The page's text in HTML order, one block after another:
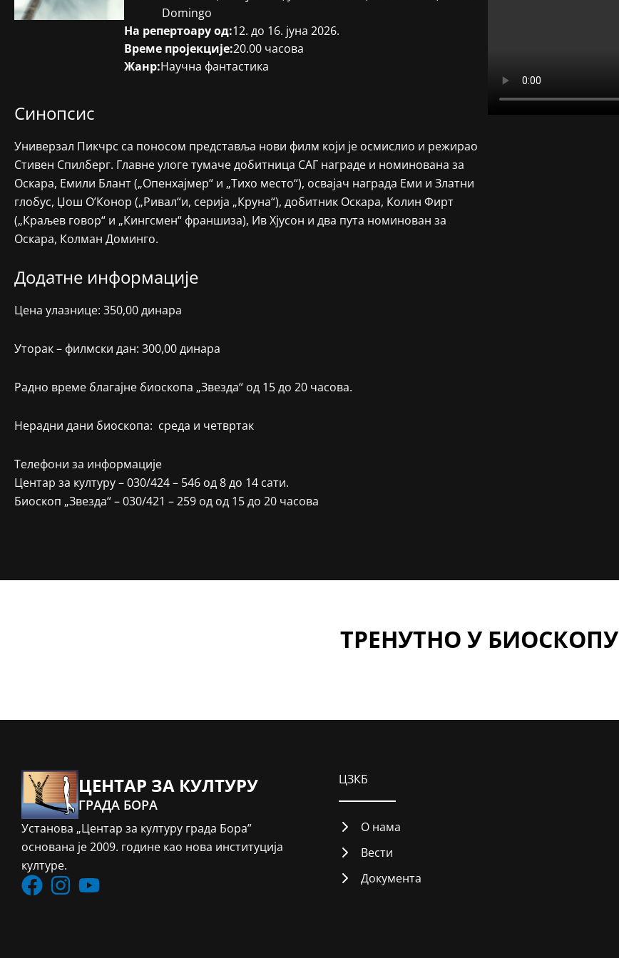
Domingo
На репертоару од:12. до 16. јуна 2026.
Време пројекције:20.00 часова
Жанр:Научна фантастика
Синопсис
Универзал Пикчрс са поносом представља нови филм који је осмислио и режирао
Стивен Спилберг. Главне улоге тумаче добитница САГ награде и номинована за
Оскара, Емили Блант („Опенхајмер“ и „Тихо место“), освајач награда Еми и Златни
глобус, Џош О’Конор („Ривал“и, серија „Круна“), добитник Оскара, Колин Фирт
(„Краљев говор“ и „Кингсмен“ франшиза), Ив Хјусон и два пута номинован за
Оскара, Колман Доминго.
Додатне информације
Цена улазнице: 350,00 динара
Уторак – филмски дан: 300,00 динара
Радно време благајне биоскопа „Звезда“ од 15 до 20 часова.
Нерадни дани биоскопа: среда и четвртак
Телефони за информације
Центар за културу – 030/424 – 546 од 8 до 14 сати.
Биоскоп „Звезда“ – 030/421 – 259 од од 15 до 20 часова
ТРЕНУТНО У БИОСКОПУ
ЦЕНТАР ЗА КУЛТУРУ
ГРАДА БОРА
Установа „Центар за културу града Бора”
основана је 2009. године као нова институција
културе.
ЦЗКБ
О нама
Вести
Документа